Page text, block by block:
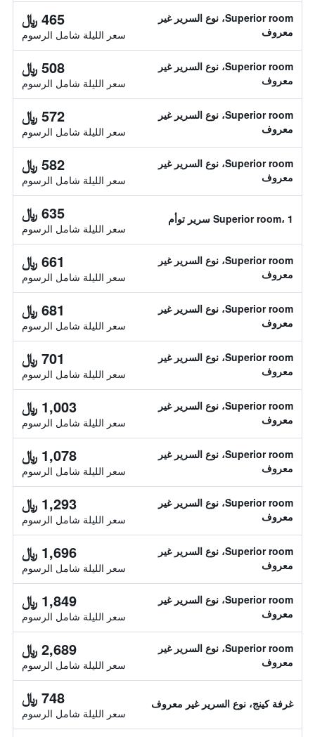
Superior room، نوع السرير غير
معروف
465 ﷼
سعر الليلة شامل الرسوم
Superior room، نوع السرير غير
معروف
508 ﷼
سعر الليلة شامل الرسوم
Superior room، نوع السرير غير
معروف
572 ﷼
سعر الليلة شامل الرسوم
Superior room، نوع السرير غير
معروف
582 ﷼
سعر الليلة شامل الرسوم
Superior room، 1 سرير توأم 635 ﷼
سعر الليلة شامل الرسوم
Superior room، نوع السرير غير
معروف
661 ﷼
سعر الليلة شامل الرسوم
Superior room، نوع السرير غير
معروف
681 ﷼
سعر الليلة شامل الرسوم
Superior room، نوع السرير غير
معروف
701 ﷼
سعر الليلة شامل الرسوم
Superior room، نوع السرير غير
معروف
1,003 ﷼
سعر الليلة شامل الرسوم
Superior room، نوع السرير غير
معروف
1,078 ﷼
سعر الليلة شامل الرسوم
Superior room، نوع السرير غير
معروف
1,293 ﷼
سعر الليلة شامل الرسوم
Superior room، نوع السرير غير
معروف
1,696 ﷼
سعر الليلة شامل الرسوم
Superior room، نوع السرير غير
معروف
1,849 ﷼
سعر الليلة شامل الرسوم
Superior room، نوع السرير غير
معروف
2,689 ﷼
سعر الليلة شامل الرسوم
غرفة كينج، نوع السرير غير معروف 748 ﷼
سعر الليلة شامل الرسوم